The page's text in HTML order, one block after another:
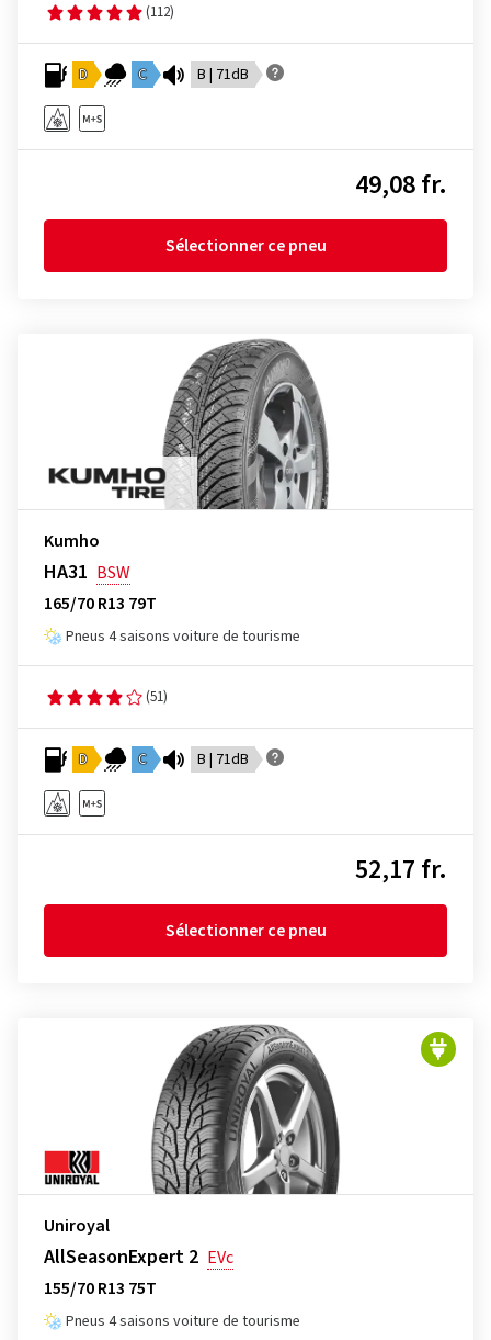
(112)
D C B | 71dB
49,08 fr.
Sélectionner ce pneu
Kumho
HA31 BSW
165/70 R13 79T
Pneus 4 saisons voiture de tourisme
(51)
D C B | 71dB
52,17 fr.
Sélectionner ce pneu
Uniroyal
AllSeasonExpert 2 EVc
155/70 R13 75T
Pneus 4 saisons voiture de tourisme